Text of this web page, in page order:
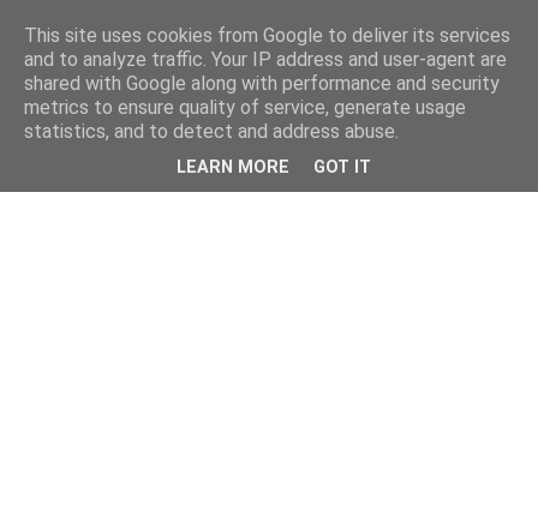
This site uses cookies from Google to deliver its services
and to analyze traffic. Your IP address and user-agent are
shared with Google along with performance and security
metrics to ensure quality of service, generate usage
statistics, and to detect and address abuse.
LEARN MORE GOT IT